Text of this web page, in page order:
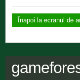
Înapoi la ecranul de